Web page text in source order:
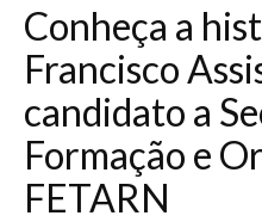
Conheça a
Francisco
candidato a
Formação e
FETARN